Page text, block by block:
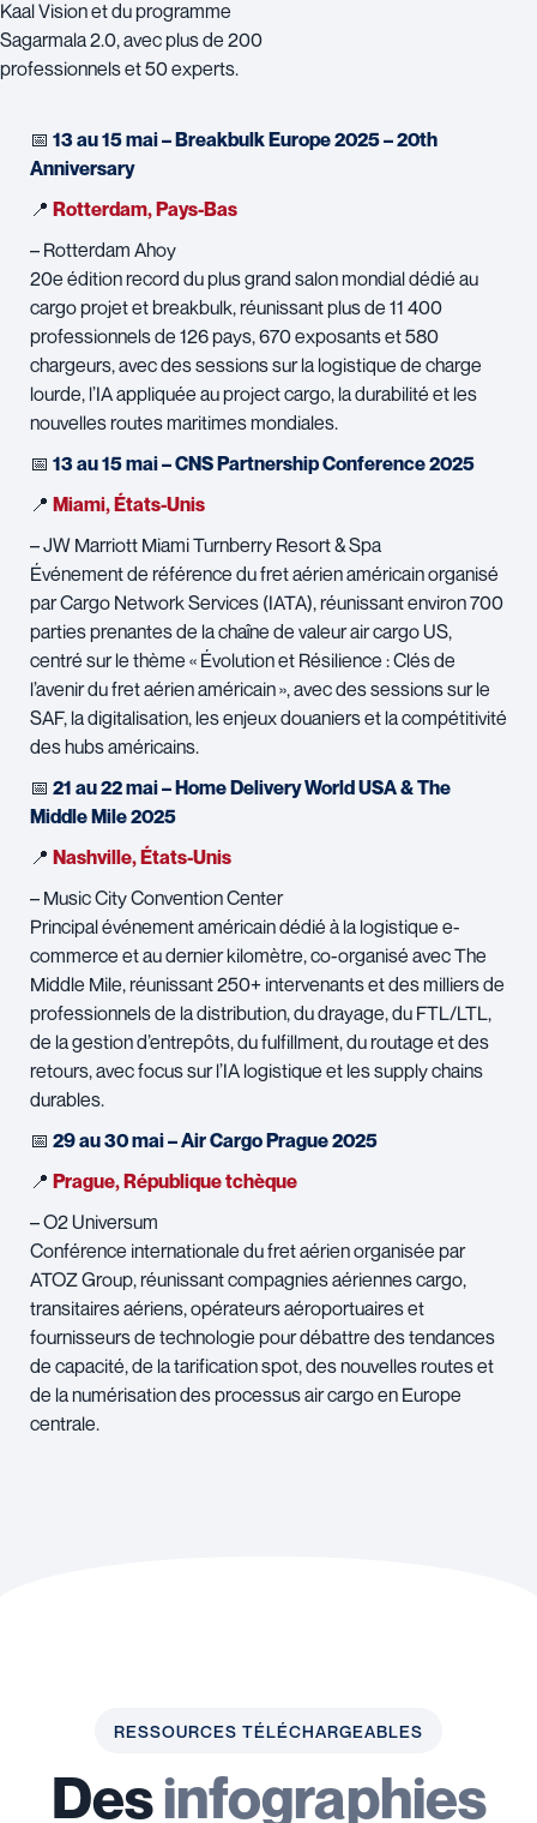
Kaal Vision et du programme
Sagarmala 2.0, avec plus de 200
professionnels et 50 experts.
📅 13 au 15 mai – Breakbulk Europe 2025 – 20th
Anniversary
📍 Rotterdam, Pays-Bas
– Rotterdam Ahoy
20e édition record du plus grand salon mondial dédié au
cargo projet et breakbulk, réunissant plus de 11 400
professionnels de 126 pays, 670 exposants et 580
chargeurs, avec des sessions sur la logistique de charge
lourde, l’IA appliquée au project cargo, la durabilité et les
nouvelles routes maritimes mondiales.
📅 13 au 15 mai – CNS Partnership Conference 2025
📍 Miami, États-Unis
– JW Marriott Miami Turnberry Resort & Spa
Événement de référence du fret aérien américain organisé
par Cargo Network Services (IATA), réunissant environ 700
parties prenantes de la chaîne de valeur air cargo US,
centré sur le thème « Évolution et Résilience : Clés de
l’avenir du fret aérien américain », avec des sessions sur le
SAF, la digitalisation, les enjeux douaniers et la compétitivité
des hubs américains.
📅 21 au 22 mai – Home Delivery World USA & The
Middle Mile 2025
📍 Nashville, États-Unis
– Music City Convention Center
Principal événement américain dédié à la logistique e-
commerce et au dernier kilomètre, co-organisé avec The
Middle Mile, réunissant 250+ intervenants et des milliers de
professionnels de la distribution, du drayage, du FTL/LTL,
de la gestion d’entrepôts, du fulfillment, du routage et des
retours, avec focus sur l’IA logistique et les supply chains
durables.
📅 29 au 30 mai – Air Cargo Prague 2025
📍 Prague, République tchèque
– O2 Universum
Conférence internationale du fret aérien organisée par
ATOZ Group, réunissant compagnies aériennes cargo,
transitaires aériens, opérateurs aéroportuaires et
fournisseurs de technologie pour débattre des tendances
de capacité, de la tarification spot, des nouvelles routes et
de la numérisation des processus air cargo en Europe
centrale.
RESSOURCES TÉLÉCHARGEABLES
Desinfographies